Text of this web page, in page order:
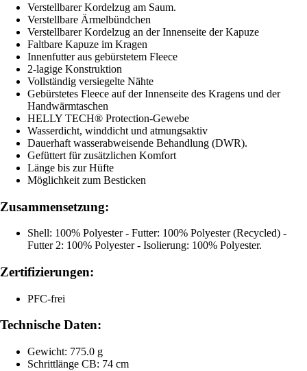
Verstellbarer Kordelzug am Saum.
Verstellbare Ärmelbündchen
Verstellbarer Kordelzug an der Innenseite der Kapuze
Faltbare Kapuze im Kragen
Innenfutter aus gebürstetem Fleece
2-lagige Konstruktion
Vollständig versiegelte Nähte
Gebürstetes Fleece auf der Innenseite des Kragens und der
Handwärmtaschen
HELLY TECH® Protection-Gewebe
Wasserdicht, winddicht und atmungsaktiv
Dauerhaft wasserabweisende Behandlung (DWR).
Gefüttert für zusätzlichen Komfort
Länge bis zur Hüfte
Möglichkeit zum Besticken
Zusammensetzung:
Shell: 100% Polyester - Futter: 100% Polyester (Recycled) -
Futter 2: 100% Polyester - Isolierung: 100% Polyester.
Zertifizierungen:
PFC-frei
Technische Daten:
Gewicht: 775.0 g
Schrittlänge CB: 74 cm